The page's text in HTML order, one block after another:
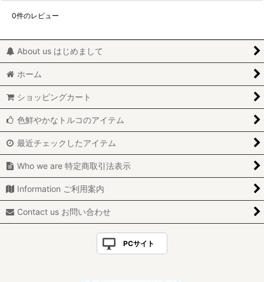
0件のレビュー
About us はじめまして
ホーム
ショッピングカート
色鮮やかなトルコのアイテム
最近チェックしたアイテム
Who we are 特定商取引法表示
Information ご利用案内
Contact us お問い合わせ
PCサイト